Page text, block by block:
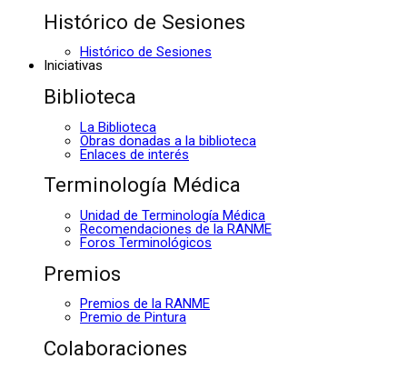
Histórico de Sesiones
Histórico de Sesiones
Iniciativas
Biblioteca
La Biblioteca
Obras donadas a la biblioteca
Enlaces de interés
Terminología Médica
Unidad de Terminología Médica
Recomendaciones de la RANME
Foros Terminológicos
Premios
Premios de la RANME
Premio de Pintura
Colaboraciones